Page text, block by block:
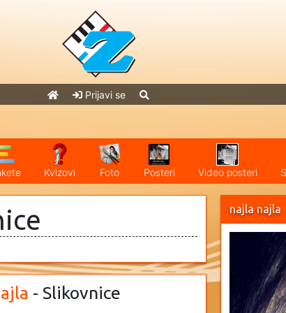
Prijavi se
Kvizovi Foto Posteri Video posteri
- Slikovnice
najla najla